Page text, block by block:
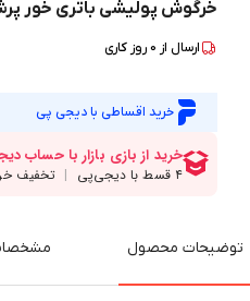
خرگوش پولیشی باتری خور
ارسال از 0روز کاری
خرید اقساطی با دیجی پی
توضیحات محصول